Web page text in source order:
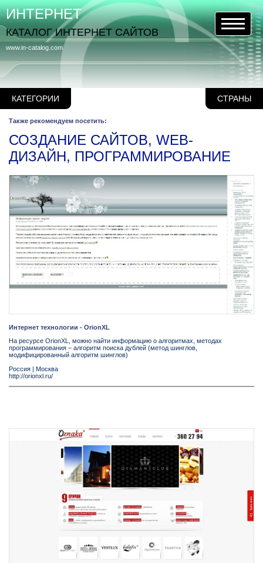
КАТЕГОРИИ СТРАНЫ
www.in-catalog.com
ИНТЕРНЕТ
КАТАЛОГ ИНТЕРНЕТ САЙТОВ
Также рекомендуем посетить:
СОЗДАНИЕ САЙТОВ, WEB-
ДИЗАЙН, ПРОГРАММИРОВАНИЕ
Интернет технологии - OrionXL
На ресурсе OrionXL, можно найти информацию о алгоритмах, методах
программирования – алгоритм поиска дублей (метод шинглов,
модифицированный алгоритм шинглов)
Россия
Москва
http://orionxl.ru/